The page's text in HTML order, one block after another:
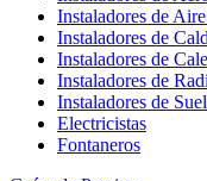
Instaladores de
Instaladores de
Instaladores de
Instaladores de
Instaladores de
Electricistas
Fontaneros